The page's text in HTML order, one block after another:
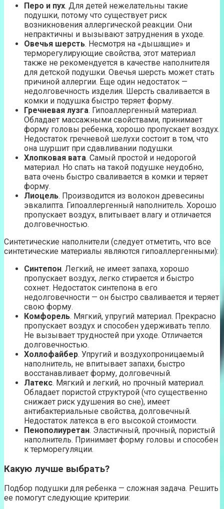
Перо и пух. Для детей нежелательны такие
подушки, потому что существует риск
возникновения аллергической реакции. Они
непрактичны и вызывают затруднения в уходе.
Овечья шерсть. Несмотря на «дышащие» и
терморегулирующие свойства, этот материал
также не рекомендуется в качестве наполнителя
для детской подушки. Овечья шерсть может стать
причиной аллергии. Еще один недостаток —
недолговечность изделия. Шерсть сваливается в
комки и подушка быстро теряет форму.
Гречневая лузга. Гипоаллергенный материал.
Обладает массажными свойствами, принимает
форму головы ребенка, хорошо пропускает воздух.
Недостаток гречневой шелухи состоит в том, что
она шуршит при сдавливании подушки.
Хлопковая вата. Самый простой и недорогой
материал. Но спать на такой подушке неудобно,
вата очень быстро сваливается в комки и теряет
форму.
Лиоцель. Производится из волокон древесины
эвкалипта. Гипоаллергенный наполнитель. Хорошо
пропускает воздух, впитывает влагу и отличается
долговечностью.
Синтетические наполнители (следует отметить, что все
синтетические материалы являются гипоаллергенными):
Синтепон. Легкий, не имеет запаха, хорошо
пропускает воздух, легко стирается и быстро
сохнет. Недостаток синтепона в его
недолговечности — он быстро сваливается и теряет
свою форму.
Комфорель. Мягкий, упругий материал. Прекрасно
пропускает воздух и способен удерживать тепло.
Не вызывает трудностей при уходе. Отличается
долговечностью.
Холлофайбер. Упругий и воздухопроницаемый
наполнитель, не впитывает запахи, быстро
восстанавливает форму, долговечный.
Латекс. Мягкий и легкий, но прочный материал.
Обладает пористой структурой (что существенно
снижает риск удушения во сне), имеет
антибактериальные свойства, долговечный.
Недостаток латекса в его высокой стоимости.
Пенополиуретан. Эластичный, прочный, пористый
наполнитель. Принимает форму головы и способен
к терморегуляции.
Какую лучше выбрать?
Подбор подушки для ребенка — сложная задача. Решить
ее помогут следующие критерии: